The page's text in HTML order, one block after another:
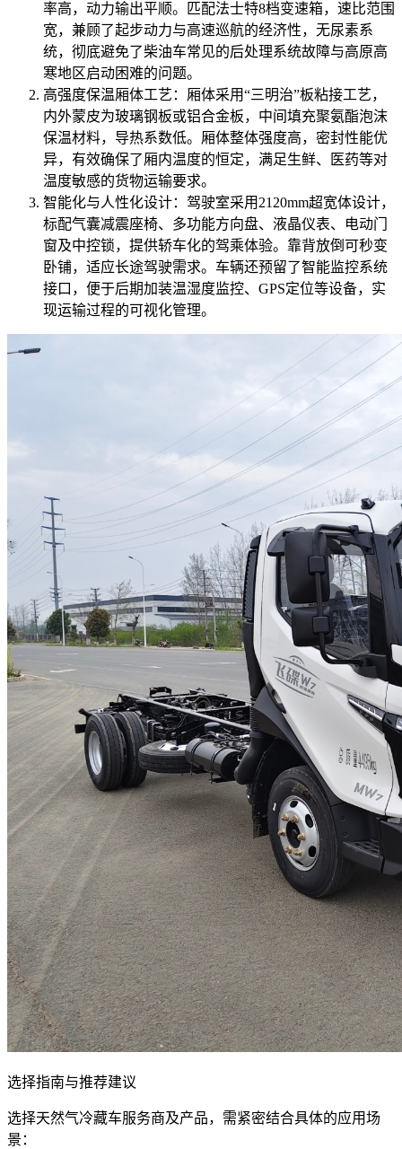
率高，动力输出平顺。匹配法士特8档变速箱，速比范围
宽，兼顾了起步动力与高速巡航的经济性，无尿素系
统，彻底避免了柴油车常见的后处理系统故障与高原高
寒地区启动困难的问题。
高强度保温厢体工艺：厢体采用“三明治”板粘接工艺，
内外蒙皮为玻璃钢板或铝合金板，中间填充聚氨酯泡沫
保温材料，导热系数低。厢体整体强度高，密封性能优
异，有效确保了厢内温度的恒定，满足生鲜、医药等对
温度敏感的货物运输要求。
智能化与人性化设计：驾驶室采用2120mm超宽体设计，
标配气囊减震座椅、多功能方向盘、液晶仪表、电动门
窗及中控锁，提供轿车化的驾乘体验。靠背放倒可秒变
卧铺，适应长途驾驶需求。车辆还预留了智能监控系统
接口，便于后期加装温湿度监控、GPS定位等设备，实
现运输过程的可视化管理。
选择指南与推荐建议
选择天然气冷藏车服务商及产品，需紧密结合具体的应用场
景：